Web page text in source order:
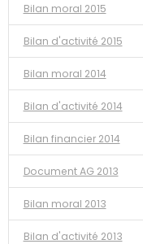
Bilan moral 2015
Bilan d'activité 2015
Bilan moral 2014
Bilan d'activité 2014
Bilan financier 2014
Document AG 2013
Bilan moral 2013
Bilan d'activité 2013